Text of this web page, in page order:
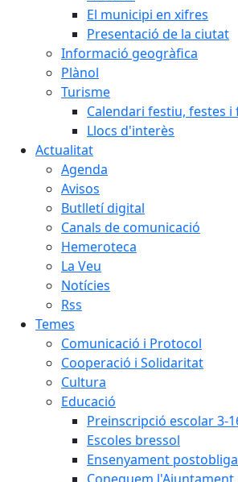
El municipi en xifres
Presentació de la ciutat
Informació geogràfica
Plànol
Turisme
Calendari festiu, festes i
Llocs d'interès
Actualitat
Agenda
Avisos
Butlletí digital
Canals de comunicació
Hemeroteca
La Veu
Notícies
Rss
Temes
Comunicació i Protocol
Cooperació i Solidaritat
Cultura
Educació
Preinscripció escolar 3-
Escoles bressol
Ensenyament